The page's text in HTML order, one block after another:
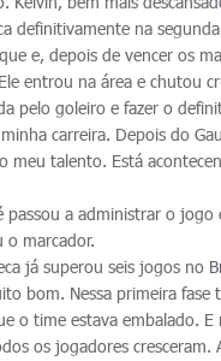
definitivamente na
e, depois de vencer os
entrou na área e chutou
pelo goleiro e fazer o
carreira. Depois do
meu talento. Está
passou a administrar o
o marcador.
já superou seis jogos no
bom. Nessa primeira
o time estava embalado.
os jogadores